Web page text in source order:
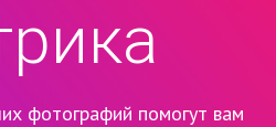
фотографий помогут вам